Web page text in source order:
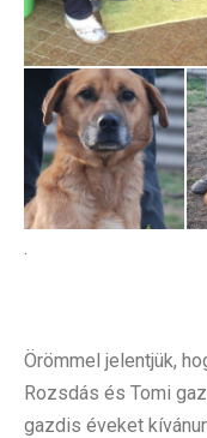
.
Örömmel jelentjük,
Rozsdás és Tomi
gazdis éveket